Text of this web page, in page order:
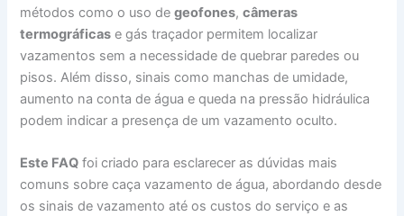
métodos como o uso degeofones,câmeras
termográficas e gás traçador permitem localizar
vazamentos sem a necessidade de quebrar paredes ou
pisos. Além disso, sinais como manchas de umidade,
aumento na conta de água e queda na pressão hidráulica
podem indicar a presença de um vazamento oculto.
Este FAQ foi criado para esclarecer as dúvidas mais
comuns sobre caça vazamento de água, abordando desde
os sinais de vazamento até os custos do serviço e as